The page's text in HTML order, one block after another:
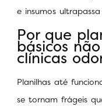
e insumos
Por que
básicos
clínicas
Planilhas até
se tornam frágeis